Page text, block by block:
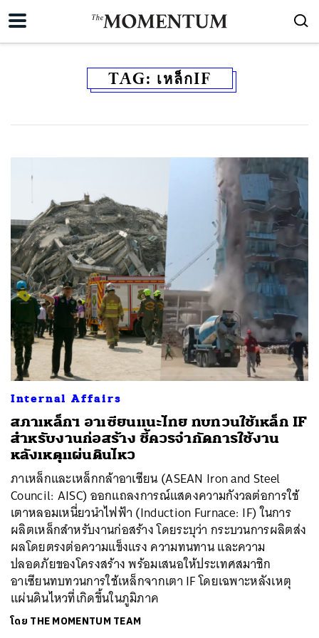
TAG: เหล็กIF
Internal Affairs
สภาเหล็กฯ อาเซียนแนะไทย ทบทวนใช้เหล็ก IF
สำหรับงานก่อสร้าง ชี้ควรจำกัดการใช้งาน
หลังเหตุแผ่นดินไหว
ภาเหล็กและเหล็กกล้าอาเซียน (ASEAN Iron and Steel
Council: AISC) ออกแถลงการณ์แสดงความกังวลต่อการใช้
เตาหลอมเหนี่ยวนำไฟฟ้า (Induction Furnace: IF) ในการ
ผลิตเหล็กสำหรับงานก่อสร้าง โดยระบุว่า กระบวนการผลิตส่ง
ผลโดยตรงต่อความแข็งแรง ความทนทาน และความ
ปลอดภัยของโครงสร้าง พร้อมเสนอให้ประเทศสมาชิก
อาเซียนทบทวนการใช้เหล็กจากเตา IF โดยเฉพาะหลังเหตุ
แผ่นดินไหวที่เกิดขึ้นในภูมิภาค
โดย THE MOMENTUM TEAM
SHARE TWEET LINE EMAIL